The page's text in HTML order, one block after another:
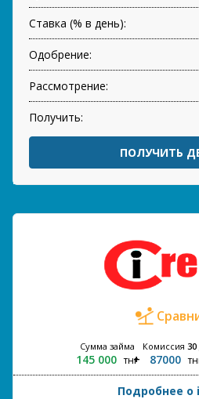
Ставка (% в день):
Одобрение:
Рассмотрение:
Получить:
ПОЛУЧИТЬ
Сумма займа
145 000 тнг
Комиссия 30
87000
Подробнее о